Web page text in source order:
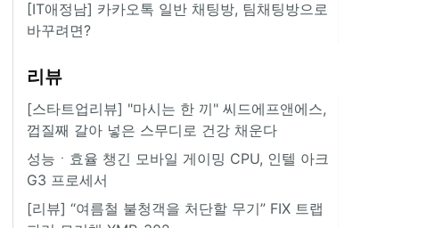
[IT애정남] 카카오톡 일반 채팅방, 팀채팅방으로
바꾸려면?
리뷰
[스타트업리뷰] "마시는 한 끼" 씨드에프앤에스,
껍질째 갈아 넣은 스무디로 건강 채운다
성능ㆍ효율 챙긴 모바일 게이밍 CPU, 인텔 아크
G3 프로세서
[리뷰] “여름철 불청객을 처단할 무기” FIX 트랩